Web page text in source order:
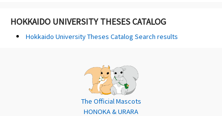
HOKKAIDO UNIVERSITY THESES CATALOG
Hokkaido University Theses Catalog Search results
The Official Mascots
HONOKA & URARA